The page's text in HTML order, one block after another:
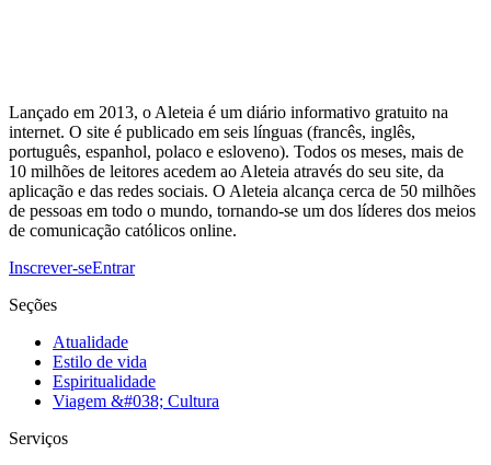
Lançado em 2013, o Aleteia é um diário informativo gratuito na
internet. O site é publicado em seis línguas (francês, inglês,
português, espanhol, polaco e esloveno). Todos os meses, mais de
10 milhões de leitores acedem ao Aleteia através do seu site, da
aplicação e das redes sociais. O Aleteia alcança cerca de 50 milhões
de pessoas em todo o mundo, tornando-se um dos líderes dos meios
de comunicação católicos online.
Inscrever-seEntrar
Seções
Atualidade
Estilo de vida
Espiritualidade
Viagem &#038; Cultura
Serviços